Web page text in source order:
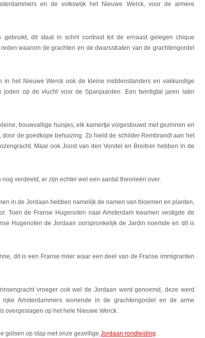
en de volkswijk het Nieuwe Werck, voor de armere
dit staat in schril contrast tot de ernaast gelegen chique
waarom de grachten en de dwarsstraten van de grachtengordel
het Nieuwe Werck ook de kleine middenstanders en vakkundige
joden op de vlucht voor de Spanjaarden. Een twintigtal jaren later
bouwvallige huisjes, elk kamertje volgestouwd met gezinnen en
de goedkope behuizing. Zo hield de schilder Rembrandt aan het
Maar ook Joost van den Vondel en Breitner hebben in de
verdeeld, er zijn echter wel een aantal theorieën over.
in de Jordaan hebben namelijk de namen van bloemen en planten,
Toen de Franse Hugenoten naar Amsterdam kwamen vestigde de
Hugenoten de Jordaan oorspronkelijk de Jardin noemde en dit is
dit is een Franse rivier waar een deel van de Franse immigranten
vroeger ook wel de Jordaan werd genoemd, deze werd
Amsterdammers wonende in de grachtengordel en de arme
overgeslagen op het hele Nieuwe Werck.
gidsen op stap met onze gezelligeJordaan rondleiding.